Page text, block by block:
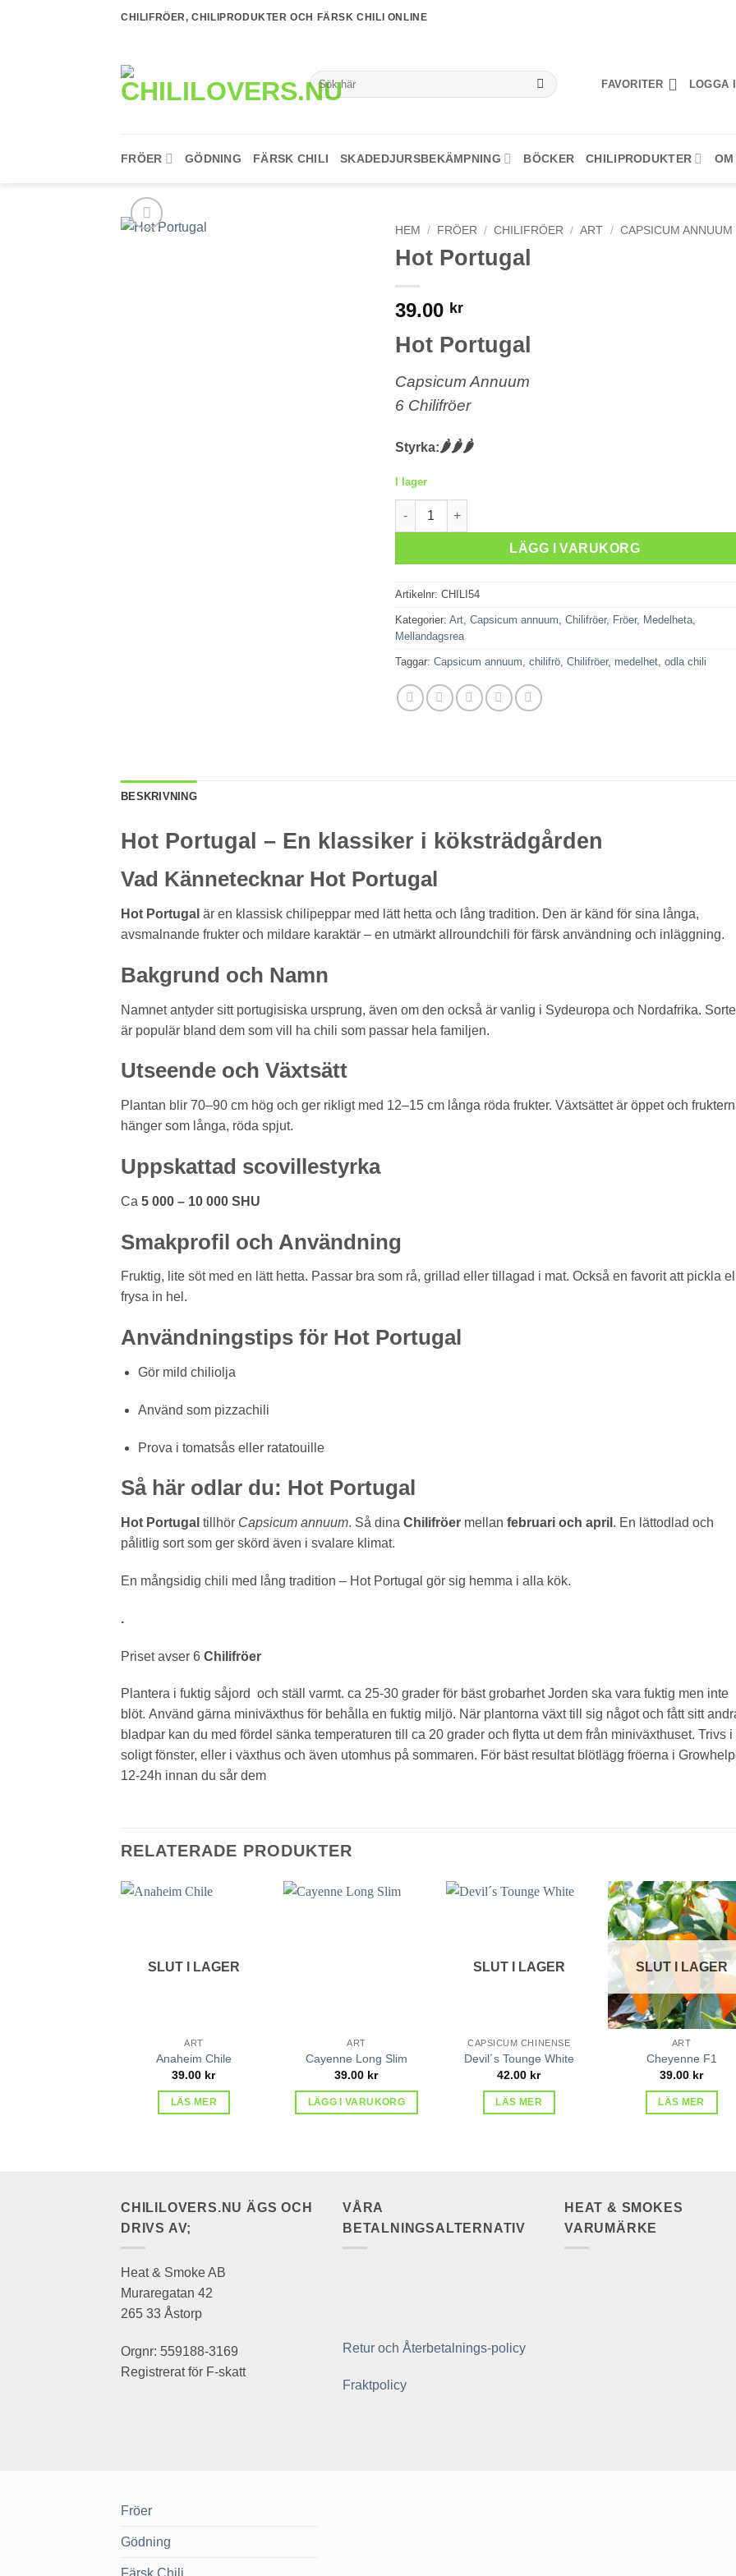
CHILIFRÖER, CHILIPRODUKTER OCH FÄRSK CHILI ONLINE
Sök
efter:
FAVORITER LOGGA
FRÖER GÖDNING FÄRSK CHILI SKADEDJURSBEKÄMPNING BÖCKER CHILIPRODUKTER OM
HEM / FRÖER / CHILIFRÖER / ART / CAPSICUM ANNUUM
Hot Portugal
39.00 kr
Hot Portugal
Capsicum Annuum
6 Chilifröer
Styrka:🌶️🌶️🌶️
I lager
Hot Portugal mängd
LÄGG I VARUKORG
Artikelnr: CHILI54
Kategorier: Art, Capsicum annuum Chilifröer, Fröer, Medelheta,
Mellandagsrea
Taggar: Capsicum annuum chilifrö, Chilifröer, medelhet, odla chili
BESKRIVNING
Hot Portugal – En klassiker i köksträdgården
Vad Kännetecknar Hot Portugal
Hot Portugal är en klassisk chilipeppar med lätt hetta och lång tradition. Den är känd för sina långa,
avsmalnande frukter och mildare karaktär – en utmärkt allroundchili för färsk användning och inläggning.
Bakgrund och Namn
Namnet antyder sitt portugisiska ursprung, även om den också är vanlig i Sydeuropa och Nordafrika.
är populär bland dem som vill ha chili som passar hela familjen.
Utseende och Växtsätt
Plantan blir 70–90 cm hög och ger rikligt med 12–15 cm långa röda frukter. Växtsättet är öppet och
hänger som långa, röda spjut.
Uppskattad scovillestyrka
Ca 5 000 – 10 000 SHU
Smakprofil och Användning
Fruktig, lite söt med en lätt hetta. Passar bra som rå, grillad eller tillagad i mat. Också en favorit att pickla
frysa in hel.
Användningstips för Hot Portugal
Gör mild chiliolja
Använd som pizzachili
Prova i tomatsås eller ratatouille
Så här odlar du: Hot Portugal
Hot Portugal tillhör Capsicum annuum. Så dina Chilifröer mellan februari och april . En lättodlad och
pålitlig sort som ger skörd även i svalare klimat.
En mångsidig chili med lång tradition – Hot Portugal gör sig hemma i alla kök.
.
Priset avser 6 Chilifröer
Plantera i fuktig såjord och ställ varmt. ca 25-30 grader för bäst grobarhet Jorden ska vara fuktig men inte
blöt. Använd gärna miniväxthus för behålla en fuktig miljö. När plantorna växt till sig något och fått sitt
bladpar kan du med fördel sänka temperaturen till ca 20 grader och flytta ut dem från miniväxthuset. Trivs i
soligt fönster, eller i växthus och även utomhus på sommaren. För bäst resultat blötlägg fröerna i
12-24h innan du sår dem
RELATERADE PRODUKTER
SLUT I LAGER
ART
Anaheim Chile
39.00 kr
LÄS MER
ART
Cayenne Long Slim
39.00 kr
LÄGG I VARUKORG
SLUT I LAGER
CAPSICUM CHINENSE
Devil´s Tounge White
42.00 kr
LÄS MER
lägg
i
SLUT I LAGER
ART
Cheyenne F1
39.00 kr
LÄS MER
CHILILOVERS.NU ÄGS OCH
DRIVS AV;
Heat & Smoke AB
Muraregatan 42
265 33 Åstorp
Orgnr: 559188-3169
Registrerat för F-skatt
VÅRA
BETALNINGSALTERNATIV
Retur och Återbetalnings-policy
Fraktpolicy
HEAT & SMOKES
VARUMÄRKE
Fröer
Gödning
Färsk Chili